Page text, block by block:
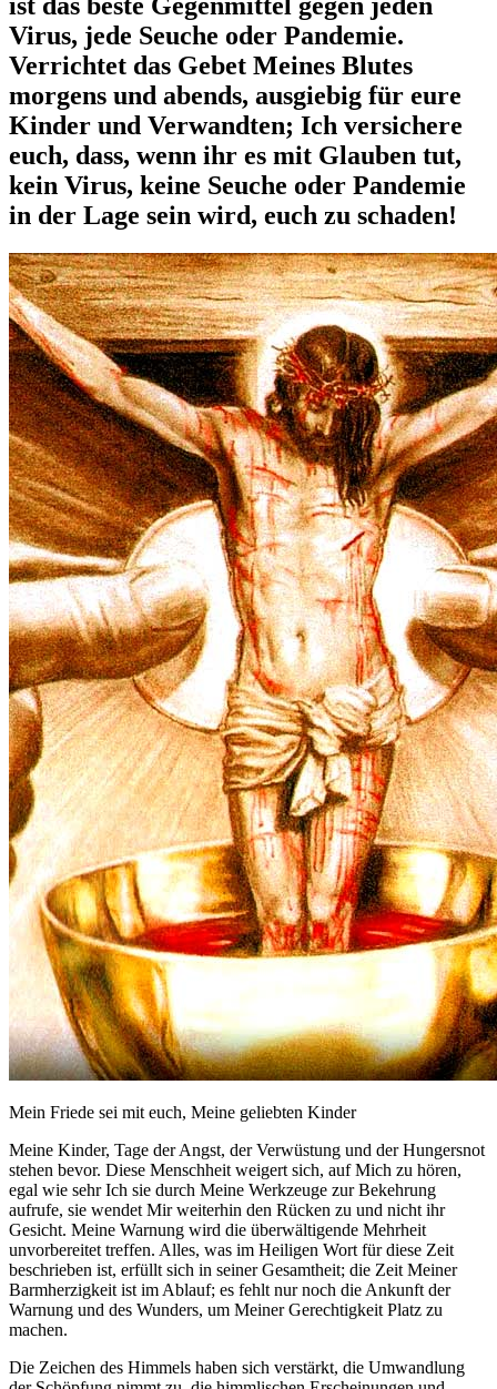
Virus, jede Seuche oder Pandemie.
Verrichtet das Gebet Meines Blutes
morgens und abends, ausgiebig für eure
Kinder und Verwandten; Ich versichere
euch, dass, wenn ihr es mit Glauben tut,
kein Virus, keine Seuche oder Pandemie
in der Lage sein wird, euch zu schaden!
Mein Friede sei mit euch, Meine geliebten Kinder
Meine Kinder, Tage der Angst, der Verwüstung und der Hungersnot
stehen bevor. Diese Menschheit weigert sich, auf Mich zu hören,
egal wie sehr Ich sie durch Meine Werkzeuge zur Bekehrung
aufrufe, sie wendet Mir weiterhin den Rücken zu und nicht ihr
Gesicht. Meine Warnung wird die überwältigende Mehrheit
unvorbereitet treffen. Alles, was im Heiligen Wort für diese Zeit
beschrieben ist, erfüllt sich in seiner Gesamtheit; die Zeit Meiner
Barmherzigkeit ist im Ablauf; es fehlt nur noch die Ankunft der
Warnung und des Wunders, um Meiner Gerechtigkeit Platz zu
machen.
Die Zeichen des Himmels haben sich verstärkt, die Umwandlung